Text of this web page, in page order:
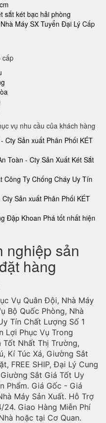
sắt két bạc hải phòng
Máy SX Tuyển Đại Lý Cấp
cấp
vụ nhu cầu của khách hàng
Cty Sản xuất Phân Phối KÉT
Toàn - Cty Sản Xuất Két Sắt
Công Ty Chống Cháy Uy Tín
Sản xuất Phân Phối KÉT
Đập Khoan Phá tốt nhất hiện
nghiệp sản
hàng
Vụ Quân Đội, Nhà Máy
Bộ Quốc Phòng, Nhà
Tín Chất Lượng Số 1
Lợi Phục Vụ Trong
Nhất Thị Trường,
Kí Túc Xá, Giường Sắt
FREE SHIP, Đại Lý Cung
Sắt Giá Tốt Uy
Phẩm. Giá Gốc - Giá
Máy Sản Xuất. Hỗ Trợ
24. Giao Hàng Miễn Phí
hoặc tại Cơ Quan.